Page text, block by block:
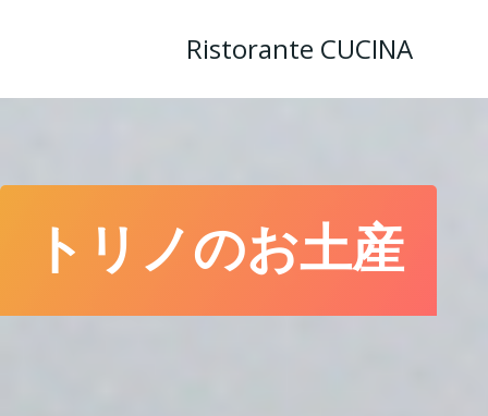
キ
Ristorante CUCINA
トリノのお土産